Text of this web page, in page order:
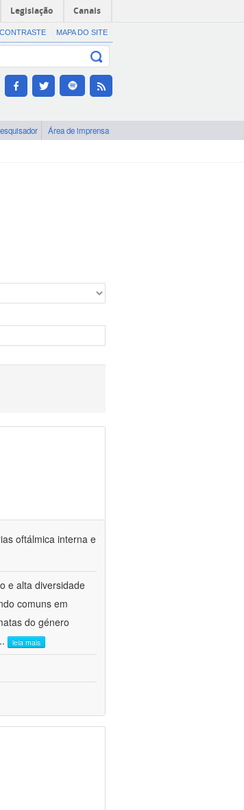
Legislação Canais
MAPA DO SITE
Área de imprensa
oftálmica interna e
e alta diversidade
comuns em
do género
leia mais